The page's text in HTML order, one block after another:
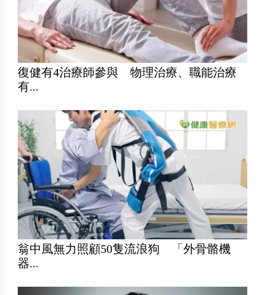
復健有4治療師參與 物理治療、職能治療
有...
翁中風無力照顧50隻流浪狗 「外骨骼機
器...